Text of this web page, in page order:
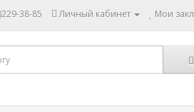
38-85 Личный кабинет Мои